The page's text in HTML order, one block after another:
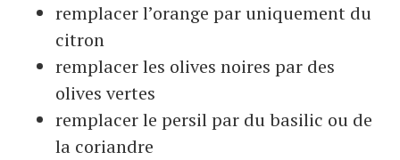
remplacer l’orange par uniquement du
citron
remplacer les olives noires par des
olives vertes
remplacer le persil par du basilic ou de
la coriandre